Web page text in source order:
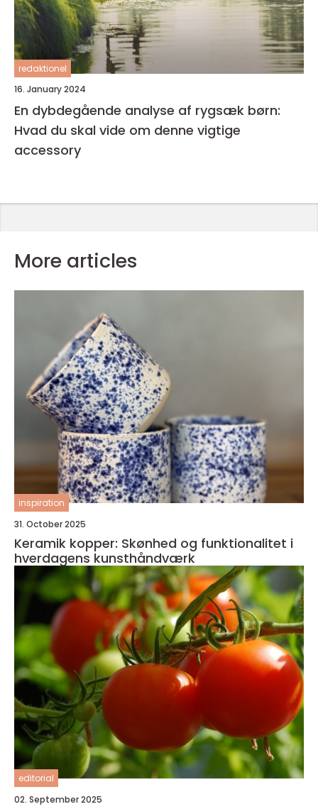
redaktionel
16. January 2024
En dybdegående analyse af rygsæk børn:
Hvad du skal vide om denne vigtige
accessory
More articles
inspiration
31. October 2025
Keramik kopper: Skønhed og funktionalitet i
hverdagens kunsthåndværk
editorial
02. September 2025